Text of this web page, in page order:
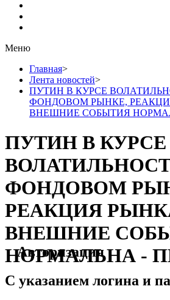
Меню
Главная>
Лента новостей>
ПУТИН В КУРСЕ
ФОНДОВОМ РЫНКЕ,
ВНЕШНИЕ СОБЫТИЯ
ПУТИН В КУРСЕ
ФОНДОВОМ
РЕАКЦИЯ
ВНЕШНИЕ
НОРМАЛЬНА -
Авторизация
С указанием логина и